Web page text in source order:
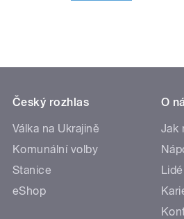
Český rozhlas
Válka na Ukrajině
Komunální volby
Stanice
eShop
O
Jak